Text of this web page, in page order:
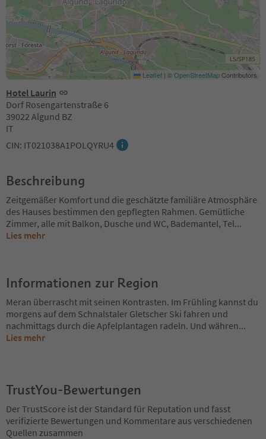
Hotel Laurin
Dorf Rosengartenstraße 6
39022 Algund BZ
IT
CIN: IT021038A1POLQYRU4
Leaflet | ©OpenStreetMapContributors
Beschreibung
Zeitgemäßer Komfort und die geschätzte familiäre Atmosphäre
des Hauses bestimmen den gepflegten Rahmen. Gemütliche
Zimmer, alle mit Balkon, Dusche und WC, Bademantel, Tel...
Lies mehr
Informationen zur Region
Meran überrascht mit seinen Kontrasten. Im Frühling kannst du
morgens auf dem Schnalstaler Gletscher Ski fahren und
nachmittags durch die Apfelplantagen radeln. Und währen...
Lies mehr
TrustYou-Bewertungen
Der TrustScore ist der Standard für Reputation und fasst
verifizierte Bewertungen und Kommentare aus verschiedenen
Quellen zusammen